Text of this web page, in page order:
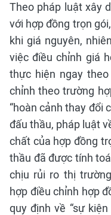
Theo pháp luật xây
với hợp đồng trọn
khi giá nguyên,
việc điều chỉnh giá
thực hiện ngay
chỉnh theo trường
“hoàn cảnh thay đổi
đấu thầu, pháp luật
chất của hợp đồng
thầu đã được tính
chịu rủi ro thị
hợp điều chỉnh hợp
quy định về “sự